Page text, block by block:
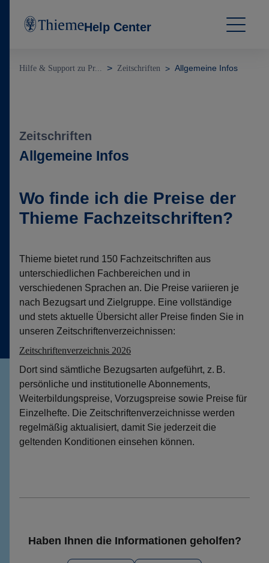
Help Center
Hilfe & Support zu Pr... Zeitschriften Allgemeine Infos
Zeitschriften
Allgemeine Infos
Wo finde ich die Preise der
Thieme Fachzeitschriften?
Thieme bietet rund 150 Fachzeitschriften aus
unterschiedlichen Fachbereichen und in
verschiedenen Sprachen an. Die Preise variieren je
nach Bezugsart und Zielgruppe. Eine vollständige
und stets aktuelle Übersicht aller Preise finden Sie in
unseren Zeitschriftenverzeichnissen:
Zeitschriftenverzeichnis 2026
Dort sind sämtliche Bezugsarten aufgeführt, z. B.
persönliche und institutionelle Abonnements,
Weiterbildungspreise, Vorzugspreise sowie Preise für
Einzelhefte. Die Zeitschriftenverzeichnisse werden
regelmäßig aktualisiert, damit Sie jederzeit die
geltenden Konditionen einsehen können.
Haben Ihnen die Informationen geholfen?